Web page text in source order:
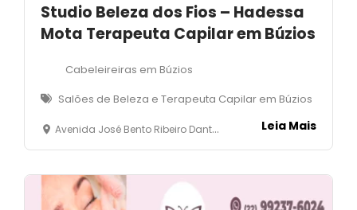
Studio Beleza dos Fios – Hadessa
Mota Terapeuta Capilar em Búzios
Cabeleireiras em Búzios
Salões de Beleza e Terapeuta Capilar em Búzios
Avenida José Bento Ribeiro Dantas, 30 - Rasa - Armação dos Búzios Leia Mais